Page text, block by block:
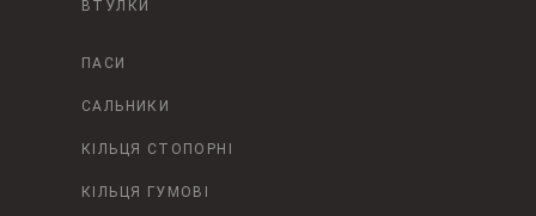
ВТУЛКИ
ПАСИ
САЛЬНИКИ
КІЛЬЦЯ СТОПОРНІ
КІЛЬЦЯ ГУМОВІ